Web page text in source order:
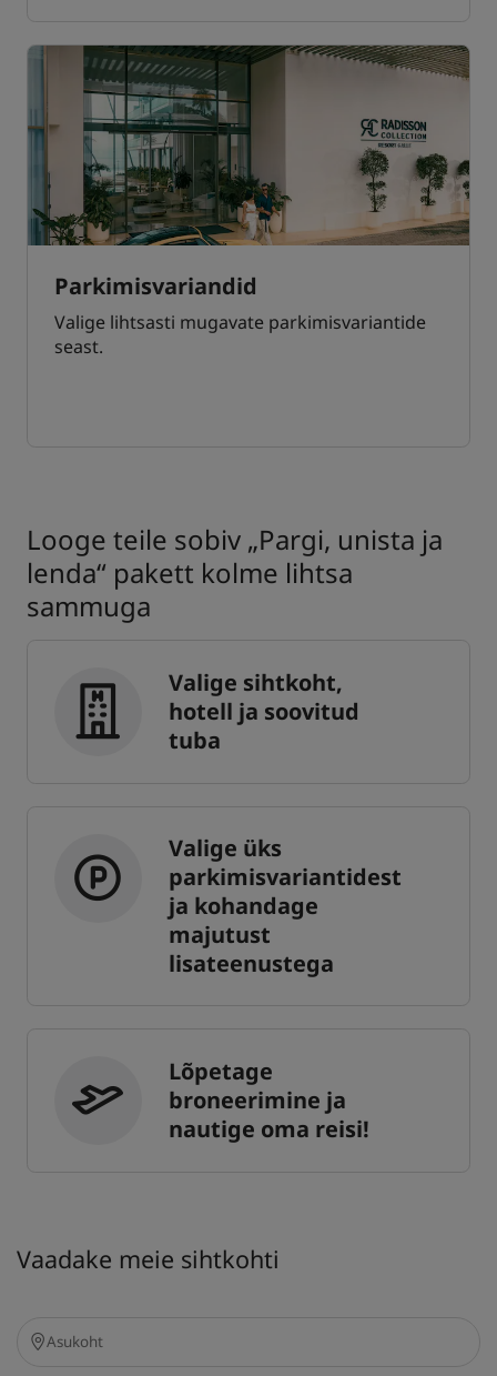
Parkimisvariandid
Valige lihtsasti mugavate parkimisvariantide
seast.
Looge teile sobiv „Pargi, unista ja
lenda“ pakett kolme lihtsa
sammuga
Valige sihtkoht,
hotell ja soovitud
tuba
Valige üks
parkimisvariantidest
ja kohandage
majutust
lisateenustega
Lõpetage
broneerimine ja
nautige oma reisi!
Vaadake meie sihtkohti